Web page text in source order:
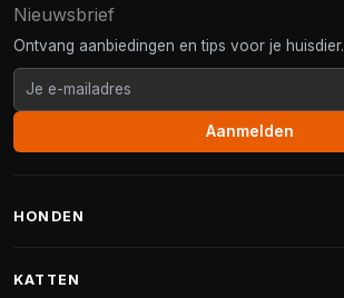
Nieuwsbrief
Ontvang aanbiedingen en tips voor je huisdier.
Aanmelden
HONDEN
KATTEN